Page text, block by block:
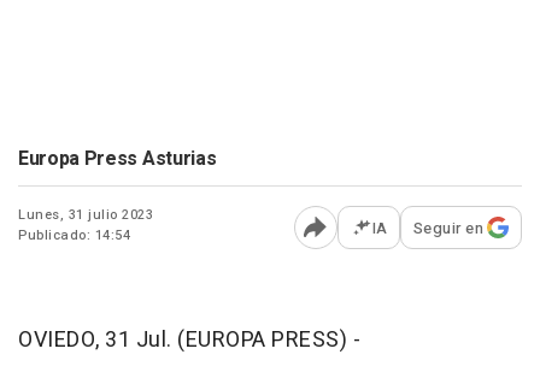
Europa Press Asturias
Lunes, 31 julio 2023
Publicado: 14:54
Abrir opciones para
IA Seguir en
OVIEDO, 31 Jul. (EUROPA PRESS) -